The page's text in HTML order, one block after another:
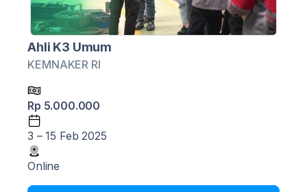
Ahli K3 Umum
KEMNAKER RI
Rp 5.000.000
3 – 15 Feb 2025
Online